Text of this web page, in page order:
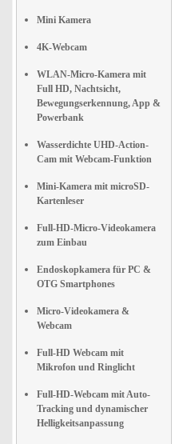
Mini Kamera
4K-Webcam
WLAN-Micro-Kamera mit
Full HD, Nachtsicht,
Bewegungserkennung, App &
Powerbank
Wasserdichte UHD-Action-
Cam mit Webcam-Funktion
Mini-Kamera mit microSD-
Kartenleser
Full-HD-Micro-Videokamera
zum Einbau
Endoskopkamera für PC &
OTG Smartphones
Micro-Videokamera &
Webcam
Full-HD Webcam mit
Mikrofon und Ringlicht
Full-HD-Webcam mit Auto-
Tracking und dynamischer
Helligkeitsanpassung